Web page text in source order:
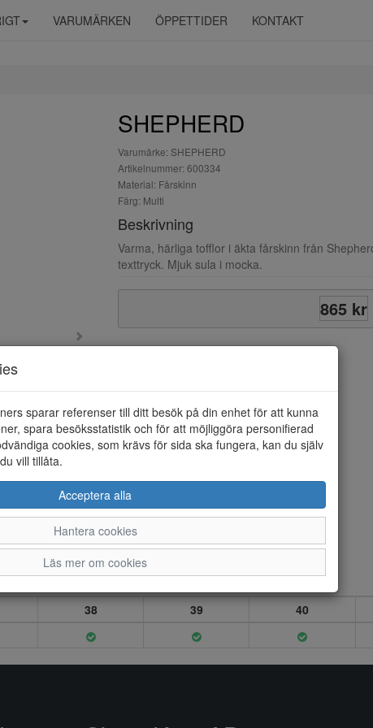
VARUMÄRKEN ÖPPETTIDER KONTAKT
SHEPHERD
Varumärke: SHEPHERD
Artikelnummer: 600334
Material: Fårskinn
Färg: Multi
Beskrivning
Varma, härliga tofflor i äkta fårskinn från
texttryck. Mjuk sula i mocka.
865 kr
38 39 40
sparar referenser till ditt besök på din enhet för att kunna
spara besöksstatistik och för att möjliggöra personifierad
cookies, som krävs för sida ska fungera, kan du själv
vill tillåta.
Acceptera alla
Hantera cookies
Läs mer om cookies